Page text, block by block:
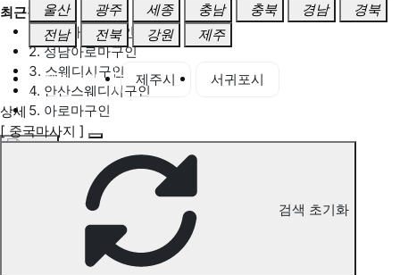
최근검색어
1. 일산마사지구인
2. 성남아로마구인
3. 스웨디시구인
4. 안산스웨디시구인
5. 아로마구인
제주 중국마사지 구직정보
울산
광주 세종 충남 충북 경남
경북
전남
전북 강원 제주
제주 전체 제주시
서귀포시
상세
[ 중국마사지 ]
검색 초기화